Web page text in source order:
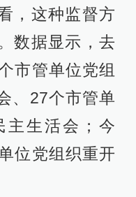
，这种监督方
数据显示，去
市管单位党组
、27个市管单
主生活会；今
位党组织重开